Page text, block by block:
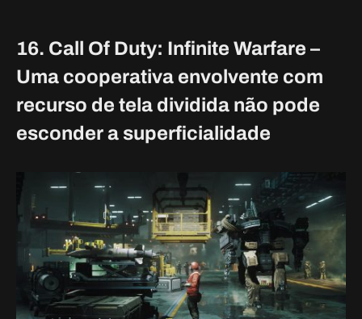
16. Call Of Duty: Infinite Warfare –
Uma cooperativa envolvente com
recurso de tela dividida não pode
esconder a superficialidade